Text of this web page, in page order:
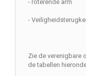
- roterende arm
-
Zie de verenigbare
de tabellen